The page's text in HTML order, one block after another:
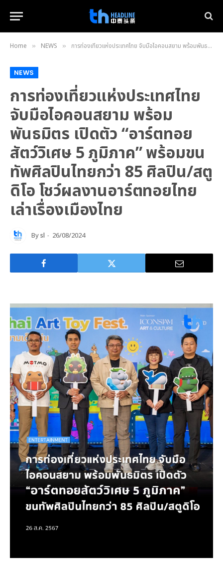
Home » NEWS » การท่องเที่ยวแห่งประเทศไทย จับมือไอคอนสยาม พร้อมพันธมิตร เปิดตัว “อาร์ตทอยสัตว์วิเศษ 5 ภูมิภาค” พร้อมขนทัพศิลปินไทยกว่า 85 ศิลปิน/สตูดิโอ โชว์ผลงานอาร์ตทอยไทยเล่าเรื่องเมืองไทย
NEWS
การท่องเที่ยวแห่งประเทศไทย
จับมือไอคอนสยาม พร้อม
พันธมิตร เปิดตัว “อาร์ตทอย
สัตว์วิเศษ 5 ภูมิภาค” พร้อมขน
ทัพศิลปินไทยกว่า 85 ศิลปิน/สตู
ดิโอ โชว์ผลงานอาร์ตทอยไทย
เล่าเรื่องเมืองไทย
Bysl 26/08/2024